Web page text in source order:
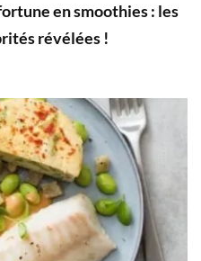
en smoothies : les
révélées !